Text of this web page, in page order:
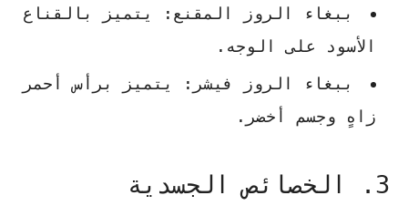
ببغاء الروز المقنع : يتميز بالقناع
الأسود على الوجه.
ببغاء الروز فيشر : يتميز برأس أحمر
زاهٍ وجسم أخضر.
3. الخصائص الجسدية